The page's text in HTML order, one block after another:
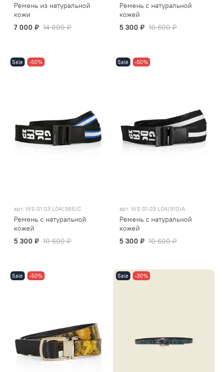
Ремень из натуральной
кожи
7 000 ₽ 14 000 ₽
Ремень с натуральной
кожей
5 300 ₽ 10 600 ₽
Sale -50%
арт. WS G1.03 L04(365)C
Ремень с натуральной
кожей
5 300 ₽ 10 600 ₽
Sale -50%
арт. WS G1.03 L04(910)A
Ремень с натуральной
кожей
5 300 ₽ 10 600 ₽
Sale -50% Sale -30%